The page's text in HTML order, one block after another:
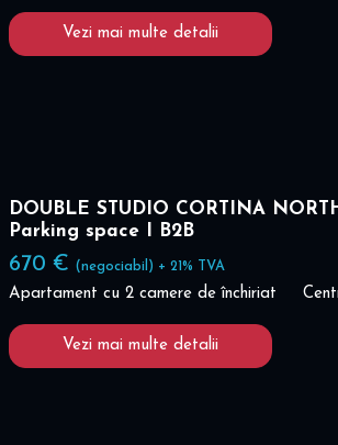
Vezi mai multe detalii
DOUBLE STUDIO CORTINA
Parking space I B2B
670 € (negociabil) + 21% TVA
Apartament cu 2 camere de închiriat
Vezi mai multe detalii